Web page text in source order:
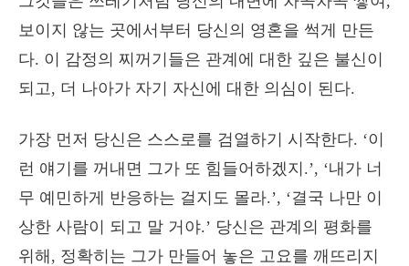
보이지 않는 곳에서부터 당신의 영혼을 썩게 만든
다. 이 감정의 찌꺼기들은 관계에 대한 깊은 불신이
되고, 더 나아가 자기 자신에 대한 의심이 된다.
가장 먼저 당신은 스스로를 검열하기 시작한다. ‘이
런 얘기를 꺼내면 그가 또 힘들어하겠지.’, ‘내가 너
무 예민하게 반응하는 걸지도 몰라.’, ‘결국 나만 이
상한 사람이 되고 말 거야.’ 당신은 관계의 평화를
위해, 정확히는 그가 만들어 놓은 고요를 깨뜨리지